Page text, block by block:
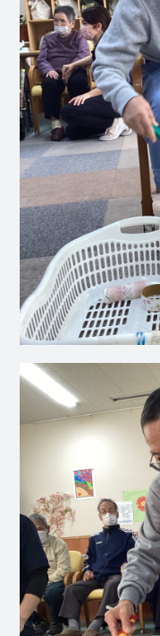
社会福祉
法人 慈悲
庵